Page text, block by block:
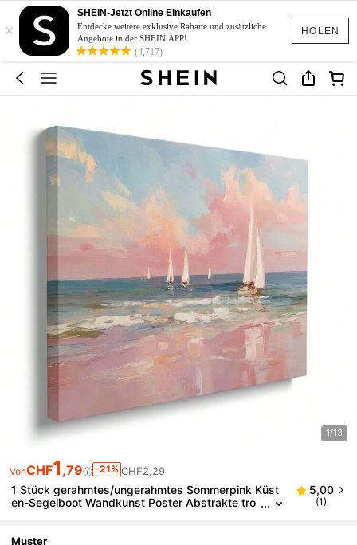
HOLEN
×
SHEIN-Jetzt Online Einkaufen
Entdecke weitere exklusive Rabatte und zusätzliche
Angebote in der SHEIN APP!
(4,717)
1/13
VonCHF1 ,79 -21% CHF2,29
1 Stück gerahmtes/ungerahmtes Sommerpink Küst
en-Segelboot Wandkunst Poster Abstrakte tro
erei für Apartment, Wohnzimmer, Schlafzimmer, mo
5,00
(1)
Muster